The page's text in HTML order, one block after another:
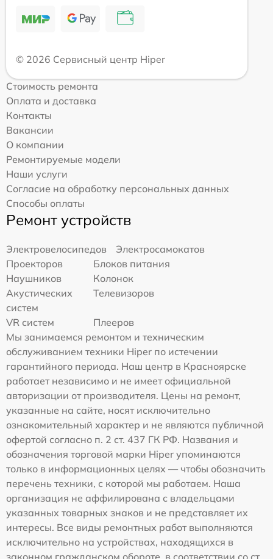
© 2026 Сервисный центр Hiper
Стоимость ремонта
Оплата и доставка
Контакты
Вакансии
О компании
Ремонтируемые модели
Наши услуги
Согласие на обработку персональных данных
Способы оплаты
Ремонт устройств
Электровелосипедов
Электросамокатов
Проекторов
Блоков питания
Наушников
Колонок
Акустических
систем
Телевизоров
VR систем
Плееров
Мы занимаемся ремонтом и техническим
обслуживанием техники Hiper по истечении
гарантийного периода. Наш центр в Красноярске
работает независимо и не имеет официальной
авторизации от производителя. Цены на ремонт,
указанные на сайте, носят исключительно
ознакомительный характер и не являются публичной
офертой согласно п. 2 ст. 437 ГК РФ. Названия и
обозначения торговой марки Hiper упоминаются
только в информационных целях — чтобы обозначить
перечень техники, с которой мы работаем. Наша
организация не аффилирована с владельцами
указанных товарных знаков и не представляет их
интересы. Все виды ремонтных работ выполняются
исключительно на устройствах, находящихся в
законном гражданском обороте, в соответствии со ст.